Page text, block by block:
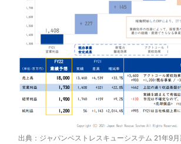
出典：ジャパンベストレスキューシステム 21年9